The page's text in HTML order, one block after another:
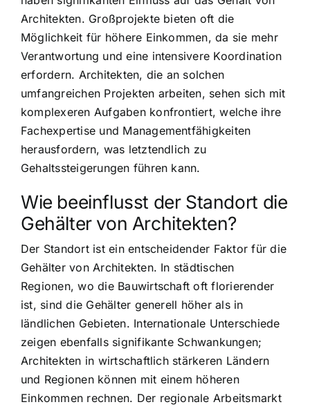
Architekten. Großprojekte bieten oft die
Möglichkeit für höhere Einkommen, da sie mehr
Verantwortung und eine intensivere Koordination
erfordern. Architekten, die an solchen
umfangreichen Projekten arbeiten, sehen sich mit
komplexeren Aufgaben konfrontiert, welche ihre
Fachexpertise und Managementfähigkeiten
herausfordern, was letztendlich zu
Gehaltssteigerungen führen kann.
Wie beeinflusst der Standort die
Gehälter von Architekten?
Der Standort ist ein entscheidender Faktor für die
Gehälter von Architekten. In städtischen
Regionen, wo die Bauwirtschaft oft florierender
ist, sind die Gehälter generell höher als in
ländlichen Gebieten. Internationale Unterschiede
zeigen ebenfalls signifikante Schwankungen;
Architekten in wirtschaftlich stärkeren Ländern
und Regionen können mit einem höheren
Einkommen rechnen. Der regionale Arbeitsmarkt